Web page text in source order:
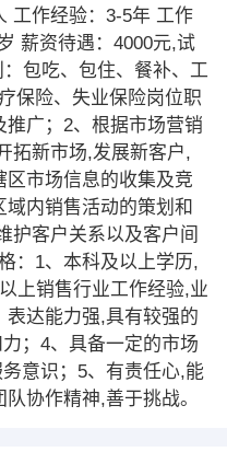
工作经验：3-5年 工作
薪资待遇：4000元,试
包吃、包住、餐补、工
保险、失业保险岗位职
广；2、根据市场营销
拓新市场,发展新客户,
市场信息的收集及竞
内销售活动的策划和
护客户关系以及客户间
：1、本科及以上学历,
上销售行业工作经验,业
达能力强,具有较强的
；4、具备一定的市场
意识；5、有责任心,能
协作精神,善于挑战。